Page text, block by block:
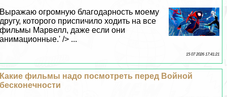
Выражаю огромную благодарность моему
другу, которого приспичило ходить на все
фильмы Марвелл, даже если они
анимационные.' /> ...
15 07 2026 17:41:21
Какие фильмы надо посмотреть перед Войной
бесконечности